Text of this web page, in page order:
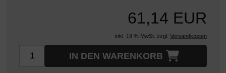
61,14 EUR
inkl. 19 % MwSt. zzgl. Versandkosten
IN DEN WARENKORB